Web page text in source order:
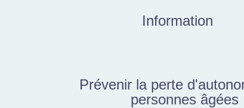
Information
Prévenir la perte
personnes âgées